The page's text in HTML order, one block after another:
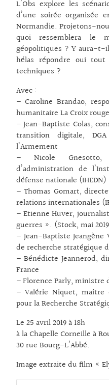
L’Obs explore les
d’une soirée organisée
Normandie. Projetons-
quoi ressemblera le
géopolitiques ? Y aura-t-
hélas répondre oui
techniques ?
Avec :
– Caroline Brandao,
humanitaire La Croix rouge
– Jean-Baptiste Colas,
transition digitale,
l’Armement
– Nicole
d’administration de
défense nationale (IHEDN)
– Thomas Gomart,
relations internationales
– Etienne Huver,
guerres ». (Stock, mai
– Jean-Baptiste
de recherche stratégique
– Bénédicte Jeannerod,
France
– Florence Parly, ministre
– Valérie Niquet, maître
pour la Recherche
Le 25 avril 2019 à 18h
à la Chapelle Corneille à
30 rue Bourg-L’Abbé.
Image extraite du film «